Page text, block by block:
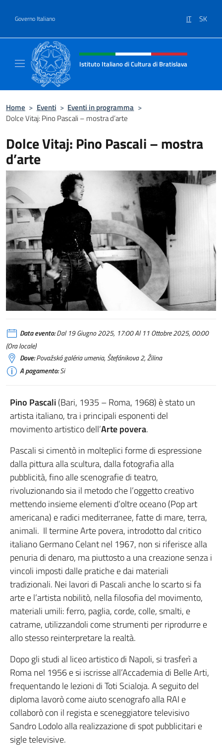
Governo Italiano IT SK
Intestazione sito, social e menù
Istituto Italiano di Cultura di Bratislava
Home > Eventi > Eventi in programma >
Dolce Vitaj: Pino Pascali – mostra d’arte
Dolce Vitaj: Pino Pascali – mostra
d’arte
Data evento:Dal 19 Giugno 2025, 17:00 Al 11 Ottobre 2025, 00:00
(Ora locale)
Dove:Považská galéria umenia, Štefánikova 2, Žilina
A pagamento:Si
Pino Pascali(Bari, 1935 – Roma, 1968) è stato un
artista italiano, tra i principali esponenti del
movimento artistico dell’Arte povera.
Pascali si cimentò in molteplici forme di espressione
dalla pittura alla scultura, dalla fotografia alla
pubblicità, fino alle scenografie di teatro,
rivoluzionando sia il metodo che l’oggetto creativo
mettendo insieme elementi d’oltre oceano (Pop art
americana) e radici mediterranee, fatte di mare, terra,
animali. Il termine Arte povera, introdotto dal critico
italiano Germano Celant nel 1967, non si riferisce alla
penuria di denaro, ma piuttosto a una creazione senza i
vincoli imposti dalle pratiche e dai materiali
tradizionali. Nei lavori di Pascali anche lo scarto si fa
arte e l’artista nobilitò, nella filosofia del movimento,
materiali umili: ferro, paglia, corde, colle, smalti, e
catrame, utilizzandoli come strumenti per riprodurre e
allo stesso reinterpretare la realtà.
Dopo gli studi al liceo artistico di Napoli, si trasferì a
Roma nel 1956 e si iscrisse all’Accademia di Belle Arti,
frequentando le lezioni di Toti Scialoja. A seguito del
diploma lavorò come aiuto scenografo alla RAI e
collaborò con il regista e sceneggiatore televisivo
Sandro Lodolo alla realizzazione di spot pubblicitari e
sigle televisive.